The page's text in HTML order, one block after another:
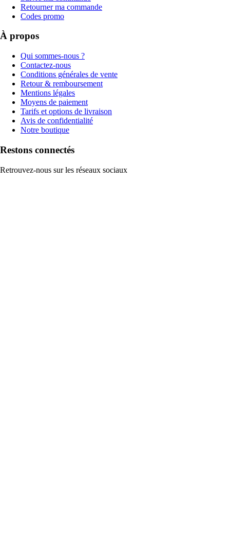
Retourner ma commande
Codes promo
À propos
Qui sommes-nous ?
Contactez-nous
Conditions générales de vente
Retour & remboursement
Mentions légales
Moyens de paiement
Tarifs et options de livraison
Avis de confidentialité
Notre boutique
Restons connectés
Retrouvez-nous sur les réseaux sociaux